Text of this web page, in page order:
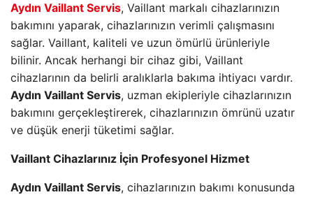
Aydın Vaillant Servis, Vaillant markalı cihazlarınızın
bakımını yaparak, cihazlarınızın verimli çalışmasını
sağlar. Vaillant, kaliteli ve uzun ömürlü ürünleriyle
bilinir. Ancak herhangi bir cihaz gibi, Vaillant
cihazlarının da belirli aralıklarla bakıma ihtiyacı vardır.
Aydın Vaillant Servis, uzman ekipleriyle cihazlarınızın
bakımını gerçekleştirerek, cihazlarınızın ömrünü uzatır
ve düşük enerji tüketimi sağlar.
Vaillant Cihazlarınız İçin Profesyonel Hizmet
Aydın Vaillant Servis, cihazlarınızın bakımı konusunda